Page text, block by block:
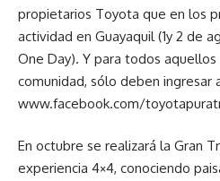
propietarios Toyota que en los
actividad en Guayaquil (1y 2 de
One Day). Y para todos
comunidad, sólo deben ingresar
www.facebook.com/
En octubre se realizará la Gran
experiencia 4×4, conociendo